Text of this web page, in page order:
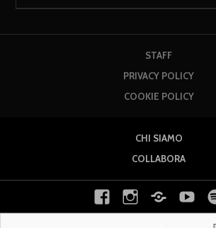
STAFF
PRIVACY POLICY
COOKIE POLICY
CHI SIAMO
COLLABORA